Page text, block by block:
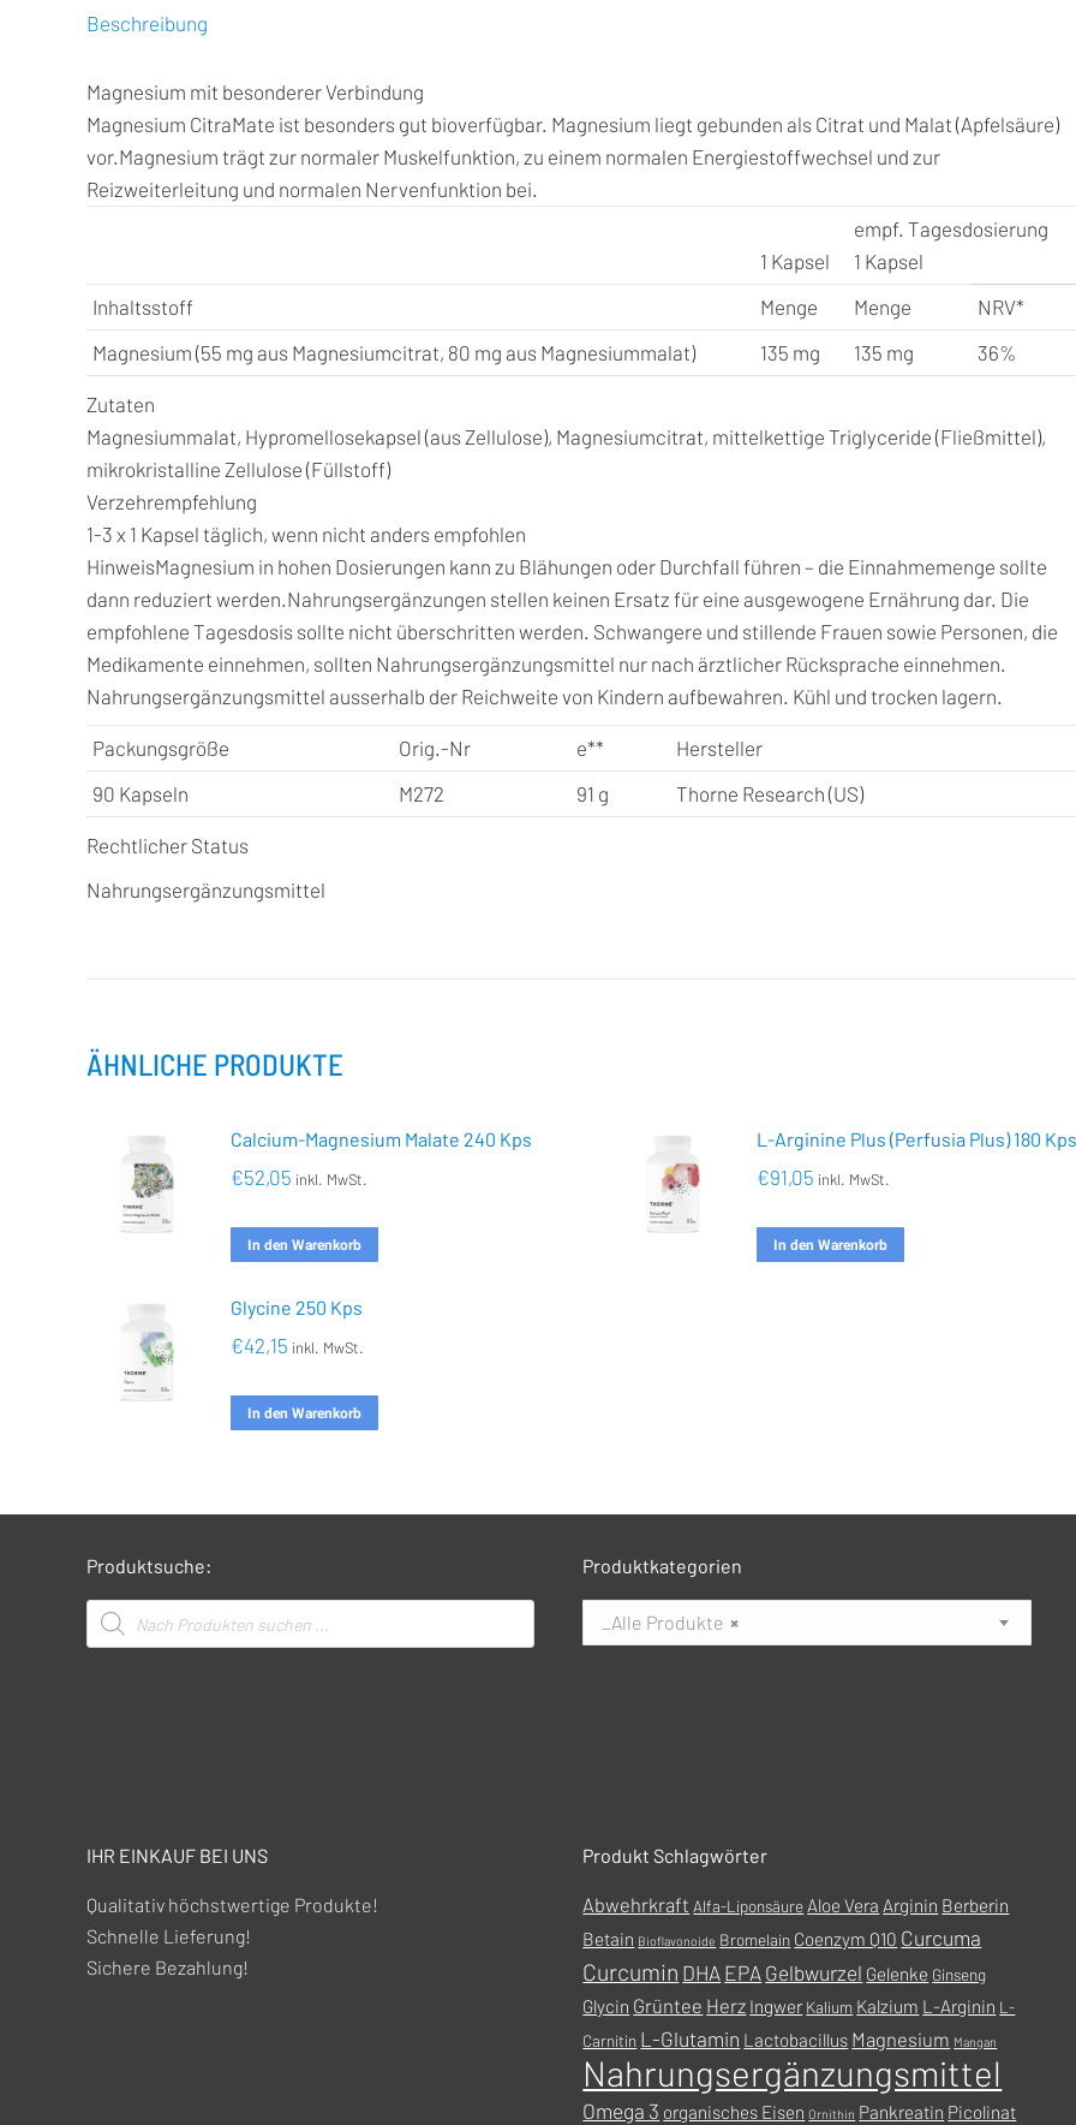
Beschreibung
Magnesium mit besonderer Verbindung
Magnesium CitraMate ist besonders gut bioverfügbar. Magnesium liegt gebunden als Citrat und Malat (Apfelsäure)
vor.Magnesium trägt zur normaler Muskelfunktion, zu einem normalen Energiestoffwechsel und zur
Reizweiterleitung und normalen Nervenfunktion bei.
1 Kapsel
empf. Tagesdosierung
1 Kapsel
Inhaltsstoff
Menge Menge
NRV*
Magnesium (55 mg aus Magnesiumcitrat, 80 mg aus Magnesiummalat)
135 mg 135 mg 36%
Zutaten
Magnesiummalat, Hypromellosekapsel (aus Zellulose), Magnesiumcitrat, mittelkettige Triglyceride (Fließmittel),
mikrokristalline Zellulose (Füllstoff)
Verzehrempfehlung
1-3 x 1 Kapsel täglich, wenn nicht anders empfohlen
HinweisMagnesium in hohen Dosierungen kann zu Blähungen oder Durchfall führen – die Einnahmemenge sollte
dann reduziert werden.Nahrungsergänzungen stellen keinen Ersatz für eine ausgewogene Ernährung dar. Die
empfohlene Tagesdosis sollte nicht überschritten werden. Schwangere und stillende Frauen sowie Personen, die
Medikamente einnehmen, sollten Nahrungsergänzungsmittel nur nach ärztlicher Rücksprache einnehmen.
Nahrungsergänzungsmittel ausserhalb der Reichweite von Kindern aufbewahren. Kühl und trocken lagern.
Packungsgröße Orig.-Nr e**
Hersteller
90 Kapseln
M272 91 g Thorne Research (US)
Rechtlicher Status
Nahrungsergänzungsmittel
ÄHNLICHE PRODUKTE
Calcium-Magnesium Malate 240 Kps
€52,05 inkl. MwSt.
In den Warenkorb
L-Arginine Plus (Perfusia Plus) 180 Kps
€91,05 inkl. MwSt.
In den Warenkorb
Glycine 250 Kps
€42,15 inkl. MwSt.
In den Warenkorb
Produktsuche:
Products
search
Produktkategorien
×
_Alle Produkte
IHR EINKAUF BEI UNS
Qualitativ höchstwertige Produkte!
Schnelle Lieferung!
Sichere Bezahlung!
Produkt Schlagwörter
Abwehrkraft Alfa-Liponsäure Aloe Vera Arginin Berberin
Betain Bioflavonoide Bromelain Coenzym Q10 Curcuma
Curcumin DHA EPA Gelbwurzel Gelenke Ginseng
Glycin Grüntee Herz Ingwer Kalium Kalzium L-Arginin L-
Carnitin L-Glutamin Lactobacillus Magnesium Mangan
Nahrungsergänzungsmittel
Omega 3 organisches Eisen Ornithin Pankreatin Picolinat